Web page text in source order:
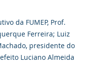
da FUMEP, Prof.
Ferreira; Luiz
presidente do
Luciano Almeida